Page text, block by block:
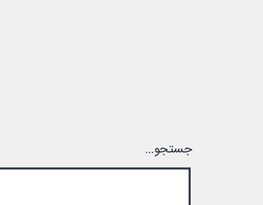
جستجو…